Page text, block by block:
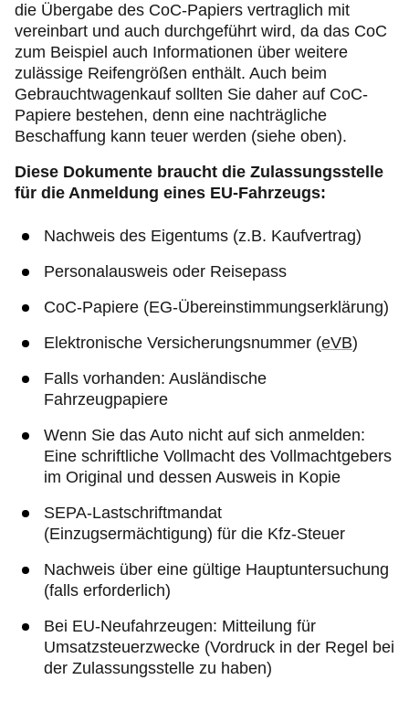
die Übergabe des CoC-Papiers vertraglich mit
vereinbart und auch durchgeführt wird, da das CoC
zum Beispiel auch Informationen über weitere
zulässige Reifengrößen enthält. Auch beim
Gebrauchtwagenkauf sollten Sie daher auf CoC-
Papiere bestehen, denn eine nachträgliche
Beschaffung kann teuer werden (siehe oben).
Diese Dokumente braucht die Zulassungsstelle
für die Anmeldung eines EU-Fahrzeugs:
Nachweis des Eigentums (z.B. Kaufvertrag)
Personalausweis oder Reisepass
CoC-Papiere (EG-Übereinstimmungserklärung)
Elektronische Versicherungsnummer (eVB)
Falls vorhanden: Ausländische
Fahrzeugpapiere
Wenn Sie das Auto nicht auf sich anmelden:
Eine schriftliche Vollmacht des Vollmachtgebers
im Original und dessen Ausweis in Kopie
SEPA-Lastschriftmandat
(Einzugsermächtigung) für die Kfz-Steuer
Nachweis über eine gültige Hauptuntersuchung
(falls erforderlich)
Bei EU-Neufahrzeugen: Mitteilung für
Umsatzsteuerzwecke (Vordruck in der Regel bei
der Zulassungsstelle zu haben)